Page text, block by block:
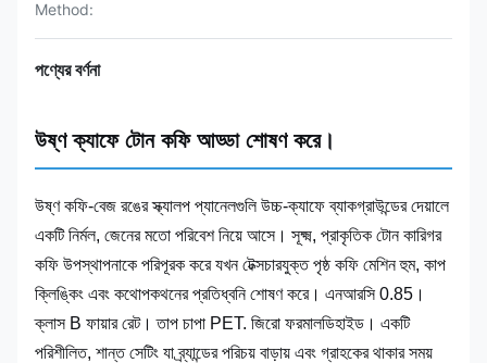
Method:
পণ্যের বর্ণনা
উষ্ণ ক্যাফে টোন কফি আড্ডা শোষণ করে।
উষ্ণ কফি-বেজ রঙের স্ক্যালপ প্যানেলগুলি উচ্চ-ক্যাফে ব্যাকগ্রাউন্ডের দেয়ালে
একটি নির্মল, জেনের মতো পরিবেশ নিয়ে আসে। সূক্ষ্ম, প্রাকৃতিক টোন কারিগর
কফি উপস্থাপনাকে পরিপূরক করে যখন টেক্সচারযুক্ত পৃষ্ঠ কফি মেশিন হুম, কাপ
ক্লিঙ্কিং এবং কথোপকথনের প্রতিধ্বনি শোষণ করে। এনআরসি 0.85।
ক্লাস B ফায়ার রেট। তাপ চাপা PET. জিরো ফরমালডিহাইড। একটি
পরিশীলিত, শান্ত সেটিং যা ব্র্যান্ডের পরিচয় বাড়ায় এবং গ্রাহকের থাকার সময়